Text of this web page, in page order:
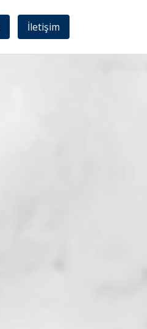
İletişim